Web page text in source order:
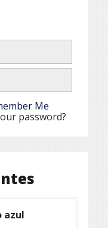
Me
password?
azul